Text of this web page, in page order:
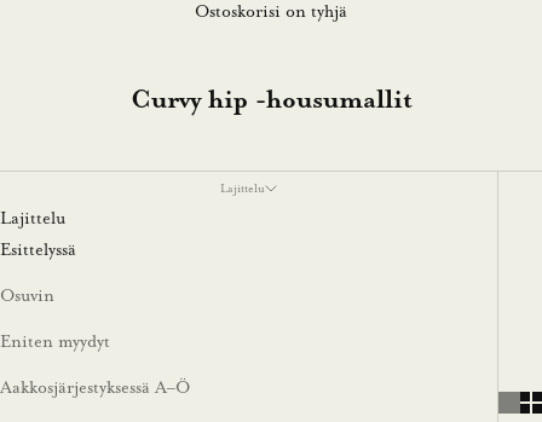
Ostoskorisi on tyhjä
Curvy hip -housumallit
Lajittelu
Lajittelu
Esittelyssä
Osuvin
Eniten myydyt
Aakkosjärjestyksessä A–Ö